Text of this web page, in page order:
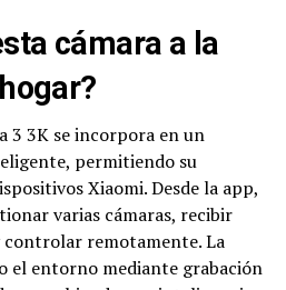
cámara a la
3 3K se incorpora en un
permitiendo su
Xiaomi. Desde la app,
varias cámaras, recibir
remotamente. La
el entorno mediante grabación